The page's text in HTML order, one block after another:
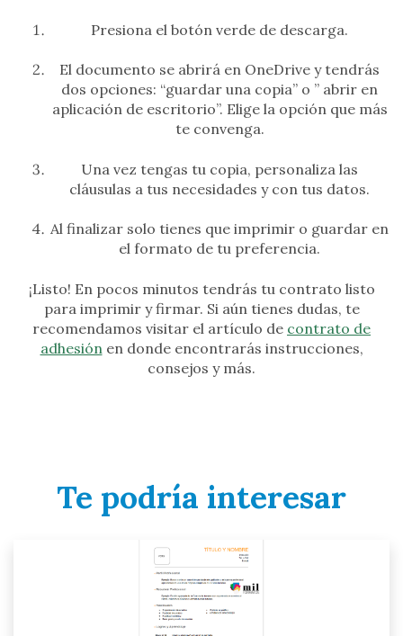
Presiona el botón verde de descarga.
El documento se abrirá en OneDrive y tendrás
dos opciones: “guardar una copia” o ” abrir en
aplicación de escritorio”. Elige la opción que más
te convenga.
Una vez tengas tu copia, personaliza las
cláusulas a tus necesidades y con tus datos.
Al finalizar solo tienes que imprimir o guardar en
el formato de tu preferencia.
¡Listo! En pocos minutos tendrás tu contrato listo
para imprimir y firmar. Si aún tienes dudas, te
recomendamos visitar el artículo de contrato de
adhesión en donde encontrarás instrucciones,
consejos y más.
Te podría interesar